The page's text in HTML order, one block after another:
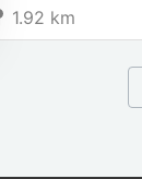
1.92 km